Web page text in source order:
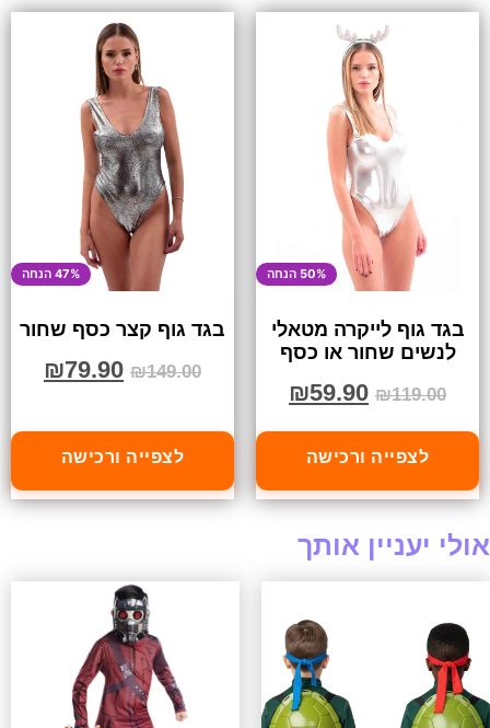
50% הנחה
בגד גוף לייקרה מטאלי
לנשים שחור או כסף
₪119.00
₪59.90
לצפייה ורכישה
47% הנחה
בגד גוף קצר כסף שחור
₪149.00
₪79.90
לצפייה ורכישה
אולי יעניין אותך